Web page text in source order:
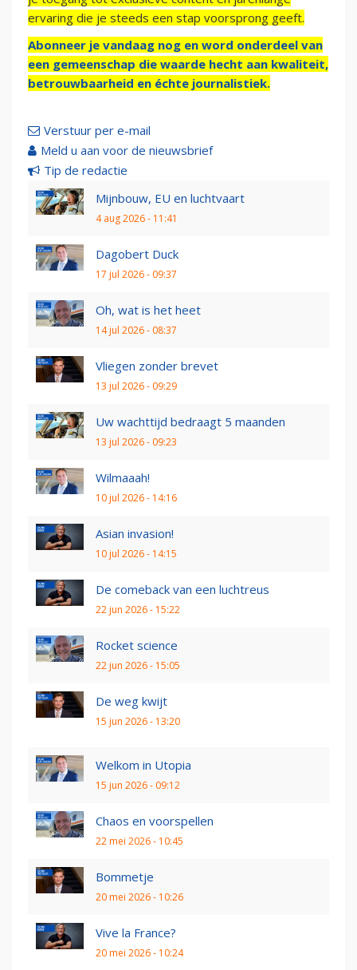
ervaring die je steeds een stap voorsprong geeft.
Abonneer je vandaag nog en word onderdeel van
een gemeenschap die waarde hecht aan kwaliteit,
betrouwbaarheid en échte journalistiek.
Verstuur per e-mail
Meld u aan voor de nieuwsbrief
Tip de redactie
Mijnbouw, EU en luchtvaart
4 aug 2026 - 11:41
Dagobert Duck
17 jul 2026 - 09:37
Oh, wat is het heet
14 jul 2026 - 08:37
Vliegen zonder brevet
13 jul 2026 - 09:29
Uw wachttijd bedraagt 5 maanden
13 jul 2026 - 09:23
Wilmaaah!
10 jul 2026 - 14:16
Asian invasion!
10 jul 2026 - 14:15
De comeback van een luchtreus
22 jun 2026 - 15:22
Rocket science
22 jun 2026 - 15:05
De weg kwijt
15 jun 2026 - 13:20
Welkom in Utopia
15 jun 2026 - 09:12
Chaos en voorspellen
22 mei 2026 - 10:45
Bommetje
20 mei 2026 - 10:26
Vive la France?
20 mei 2026 - 10:24